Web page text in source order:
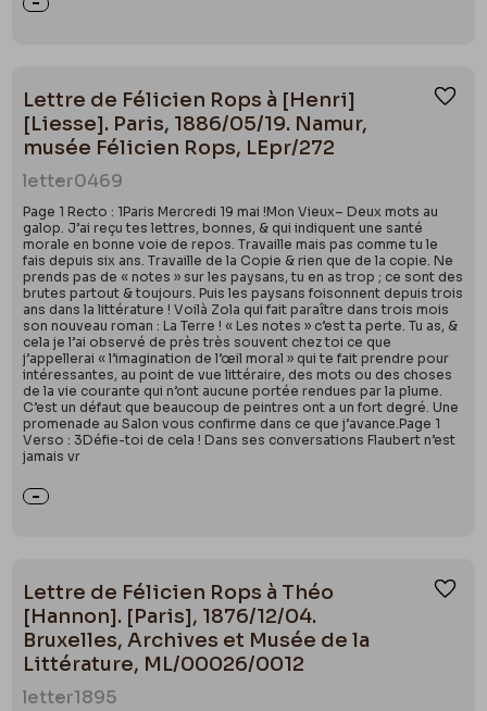
Lettre de Félicien Rops à [Henri]
[Liesse]. Paris, 1886/05/19. Namur,
musée Félicien Rops, LEpr/272
letter0469
Page 1 Recto : 1Paris Mercredi 19 mai !Mon Vieux– Deux mots au
galop. J’ai reçu tes lettres, bonnes, & qui indiquent une santé
morale en bonne voie de repos. Travaille mais pas comme tu le
fais depuis six ans. Travaille de la Copie & rien que de la copie. Ne
prends pas de « notes » sur les paysans, tu en as trop ; ce sont des
brutes partout & toujours. Puis les paysans foisonnent depuis trois
ans dans la littérature ! Voilà Zola qui fait paraître dans trois mois
son nouveau roman : La Terre ! « Les notes » c’est ta perte. Tu as, &
cela je l’ai observé de près très souvent chez toi ce que
j’appellerai « l’imagination de l’œil moral » qui te fait prendre pour
intéressantes, au point de vue littéraire, des mots ou des choses
de la vie courante qui n’ont aucune portée rendues par la plume.
C’est un défaut que beaucoup de peintres ont a un fort degré. Une
promenade au Salon vous confirme dans ce que j’avance.Page 1
Verso : 3Défie-toi de cela ! Dans ses conversations Flaubert n’est
jamais vr
Lettre de Félicien Rops à Théo
[Hannon]. [Paris], 1876/12/04.
Bruxelles, Archives et Musée de la
Littérature, ML/00026/0012
letter1895